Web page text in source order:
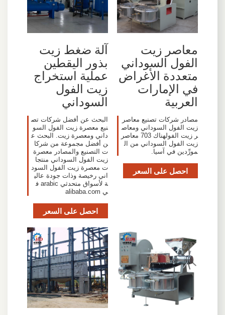
معاصر زيت
الفول السوداني
متعددة الأغراض
في الإمارات
العربية
مصادر شركات تصنيع معاصر
زيت الفول السوداني ومعاص
ر زيت الفولهناك 703 معاصر
زيت الفول السوداني من ال
مورِّدين في آسيا.
احصل على السعر
آلة ضغط زيت
بذور اليقطين
عملية استخراج
زيت الفول
السوداني
البحث عن أفضل شركات تص
نيع معصرة زيت الفول السو
داني ومعصرة زيت. البحث ع
ن أفضل مجموعة من شركا
ت التصنيع والمصادر معصرة
زيت الفول السوداني منتجا
ت معصرة زيت الفول السود
اني رخيصة وذات جودة عالي
ة لأسواق متحدثي arabic ف
ي alibaba.com
احصل على السعر